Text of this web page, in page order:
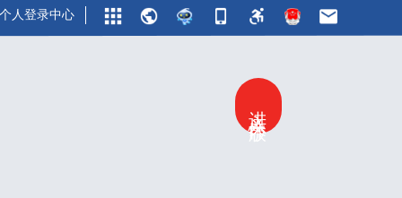
个人登录中心